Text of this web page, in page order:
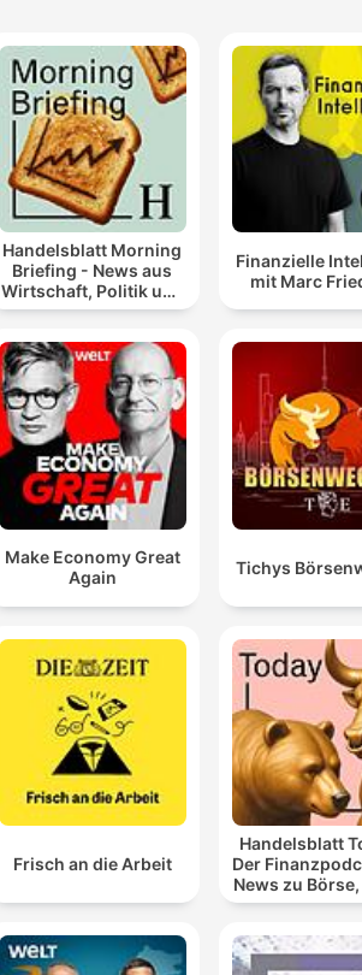
Handelsblatt Morning
Briefing - News aus
Wirtschaft, Politik und
Finanzen
Finanzielle
mit Marc
Make Economy Great
Again
Tichys
Frisch an die Arbeit
Handelsblatt
Der
News zu
und